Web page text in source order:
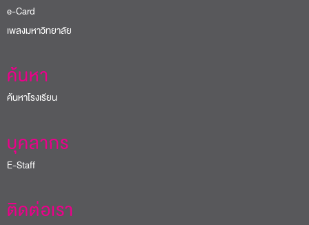
e-Card
เพลงมหาวิทยาลัย
ค้นหา
ค้นหาโรงเรียน
บุคลากร
E-Staff
ติดต่อเรา